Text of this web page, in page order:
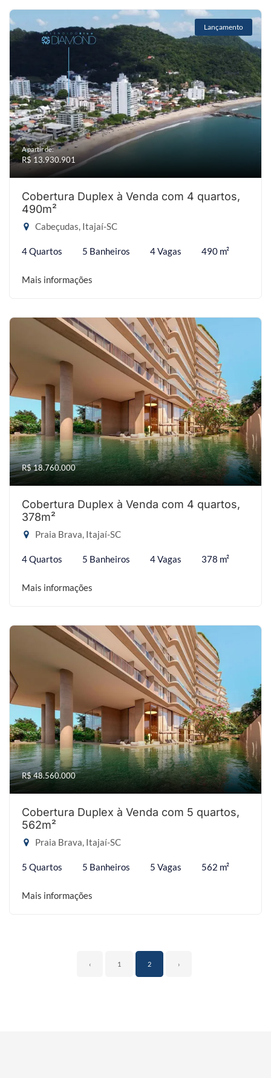
Lançamento
A partir de:
R$ 13.930.901
Cobertura Duplex à Venda com 4 quartos,
490m²
Cabeçudas, Itajaí-SC
4 Quartos 5 Banheiros 4 Vagas 490 m²
Mais informações
R$ 18.760.000
Cobertura Duplex à Venda com 4 quartos,
378m²
Praia Brava, Itajaí-SC
4 Quartos 5 Banheiros 4 Vagas 378 m²
Mais informações
R$ 48.560.000
Cobertura Duplex à Venda com 5 quartos,
562m²
Praia Brava, Itajaí-SC
5 Quartos 5 Banheiros 5 Vagas 562 m²
Mais informações
‹ 1 2 ›